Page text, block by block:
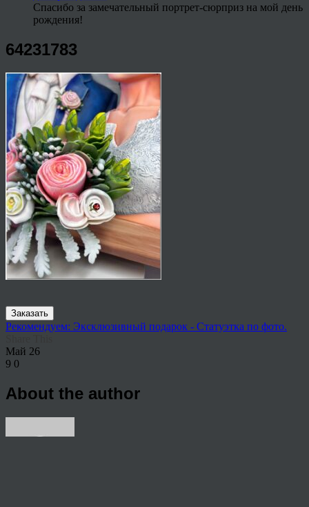
Спасибо за замечательный портрет-сюрприз на мой день
рождения!
64231783
Заказать
Рекомендуем: Эксклюзивный подарок - Статуэтка по фото.
Май 26
9 0
About the author